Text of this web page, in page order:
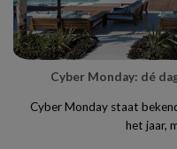
Cyber Monday: dé
Cyber Monday staat
het jaar,